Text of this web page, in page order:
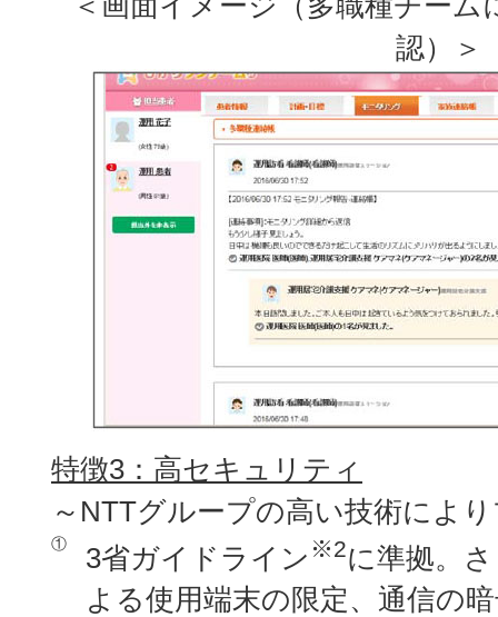
認）＞
特徴3：高セキュリティ
～NTTグループの高い技術によ
① 3省ガイドライン ※2に準拠。
よる使用端末の限定、通信の